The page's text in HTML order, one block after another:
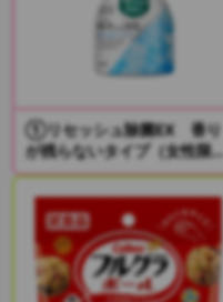
①リセッシュ除菌EX 香り
が残らないタイプ（女性限
定）
②リセッシュ除菌EX デオ
ドラントパワー 香りが残ら
ないタイプ（男性限定）